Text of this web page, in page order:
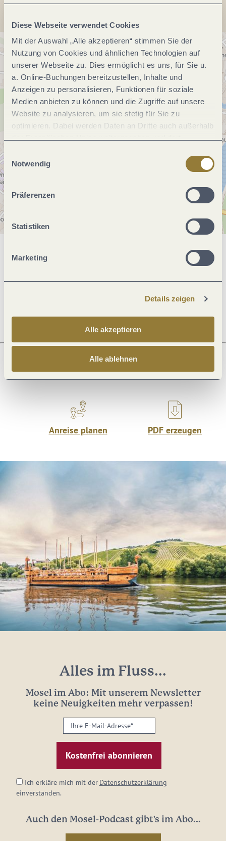
Diese Webseite verwendet Cookies
Mit der Auswahl „Alle akzeptieren“ stimmen Sie der
Nutzung von Cookies und ähnlichen Technologien auf
unserer Webseite zu. Dies ermöglicht es uns, für Sie u.
a. Online-Buchungen bereitzustellen, Inhalte und
Anzeigen zu personalisieren, Funktionen für soziale
Medien anbieten zu können und die Zugriffe auf unsere
Website zu analysieren, um sie stetig für Sie zu
optimieren. Dabei werden Daten an Dritte auch außerhalb
jederzeit widerrufen werden. Mit der Auswahl "Alle
ablehnen" kann es zu Beeinträchtigungen in der Nutzung
Einwilligungsauswahl
Notwendig
Präferenzen
Statistiken
Marketing
Details zeigen
Alle akzeptieren
Alle ablehnen
Allgemeine Informationen
Anreise planen PDF erzeugen
Alles im Fluss...
Mosel im Abo: Mit unserem Newsletter
keine Neuigkeiten mehr verpassen!
Ihre
E-
Mail-
Adresse:
Ich erkläre mich mit der Datenschutzerklärung
einverstanden.
Auch den Mosel-Podcast gibt's im Abo...